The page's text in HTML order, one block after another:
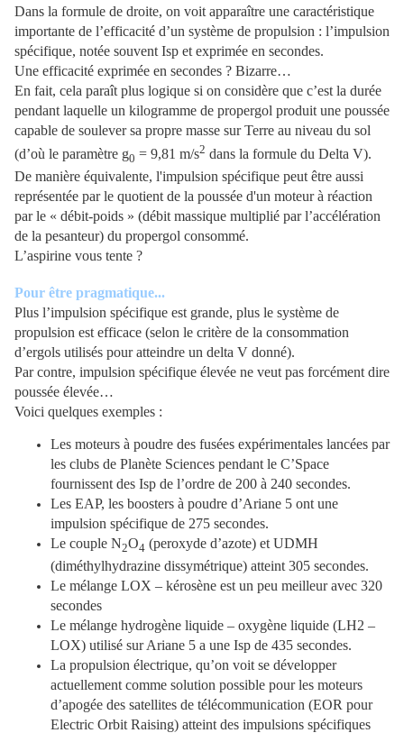
Dans la formule de droite, on voit apparaître une caractéristique
importante de l’efficacité d’un système de propulsion : l’impulsion
spécifique, notée souvent Isp et exprimée en secondes.
Une efficacité exprimée en secondes ? Bizarre…
En fait, cela paraît plus logique si on considère que c’est la durée
pendant laquelle un kilogramme de propergol produit une poussée
capable de soulever sa propre masse sur Terre au niveau du sol
(d’où le paramètre g0 = 9,81 m/s2 dans la formule du Delta V).
De manière équivalente, l'impulsion spécifique peut être aussi
représentée par le quotient de la poussée d'un moteur à réaction
par le « débit-poids » (débit massique multiplié par l’accélération
de la pesanteur) du propergol consommé.
L’aspirine vous tente ?
Pour être pragmatique...
Plus l’impulsion spécifique est grande, plus le système de
propulsion est efficace (selon le critère de la consommation
d’ergols utilisés pour atteindre un delta V donné).
Par contre, impulsion spécifique élevée ne veut pas forcément dire
poussée élevée…
Voici quelques exemples :
Les moteurs à poudre des fusées expérimentales lancées par
les clubs de Planète Sciences pendant le C’Space
fournissent des Isp de l’ordre de 200 à 240 secondes.
Les EAP, les boosters à poudre d’Ariane 5 ont une
impulsion spécifique de 275 secondes.
Le couple N2O4 (peroxyde d’azote) et UDMH
(diméthylhydrazine dissymétrique) atteint 305 secondes.
Le mélange LOX – kérosène est un peu meilleur avec 320
secondes
Le mélange hydrogène liquide – oxygène liquide (LH2 –
LOX) utilisé sur Ariane 5 a une Isp de 435 secondes.
La propulsion électrique, qu’on voit se développer
actuellement comme solution possible pour les moteurs
d’apogée des satellites de télécommunication (EOR pour
Electric Orbit Raising) atteint des impulsions spécifiques